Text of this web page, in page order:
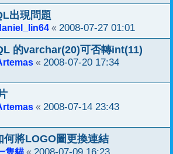
出現問題
« 2008-07-27 01:01
的varchar(20)可否轉int(11)
« 2008-07-20 17:34
« 2008-07-14 23:43
何將LOGO圖更換連結
隻貓